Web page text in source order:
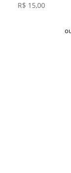
R$ 15,00